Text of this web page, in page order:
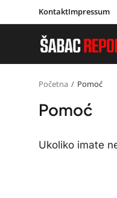
KontaktImpressum
Početna Pomoć
Pomoć
Ukoliko imate